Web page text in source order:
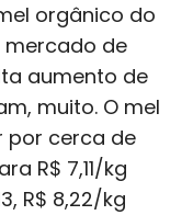
orgânico do
mercado de
aumento de
muito. O mel
por cerca de
R$ 7,11/kg
R$ 8,22/kg